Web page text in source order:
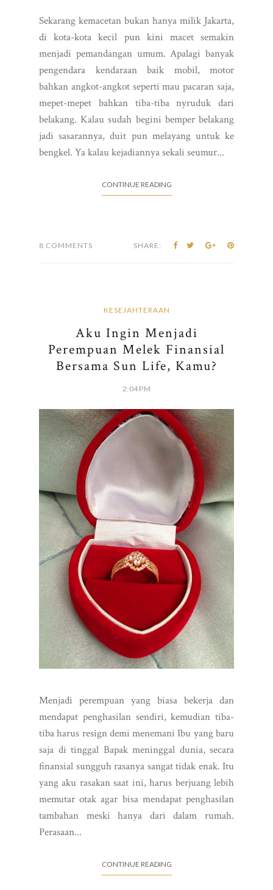
Sekarang kemacetan bukan hanya milik Jakarta,
di kota-kota kecil pun kini macet semakin
menjadi pemandangan umum. Apalagi banyak
pengendara kendaraan baik mobil, motor
bahkan angkot-angkot seperti mau pacaran saja,
mepet-mepet bahkan tiba-tiba nyruduk dari
belakang. Kalau sudah begini bemper belakang
jadi sasarannya, duit pun melayang untuk ke
bengkel. Ya kalau kejadiannya sekali seumur...
CONTINUE READING
8 COMMENTS SHARE:
KESEJAHTERAAN
Aku Ingin Menjadi
Perempuan Melek Finansial
Bersama Sun Life, Kamu?
2:04 PM
Menjadi perempuan yang biasa bekerja dan
mendapat penghasilan sendiri, kemudian tiba-
tiba harus resign demi menemani Ibu yang baru
saja di tinggal Bapak meninggal dunia, secara
finansial sungguh rasanya sangat tidak enak. Itu
yang aku rasakan saat ini, harus berjuang lebih
memutar otak agar bisa mendapat penghasilan
tambahan meski hanya dari dalam rumah.
Perasaan...
CONTINUE READING